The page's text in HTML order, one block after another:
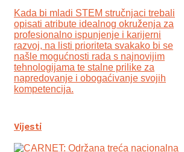
Kada bi mladi STEM stručnjaci trebali
opisati atribute idealnog okruženja za
profesionalno ispunjenje i karijerni
razvoj, na listi prioriteta svakako bi se
našle mogućnosti rada s najnovijim
tehnologijama te stalne prilike za
napredovanje i obogaćivanje svojih
kompetencija.
Vijesti